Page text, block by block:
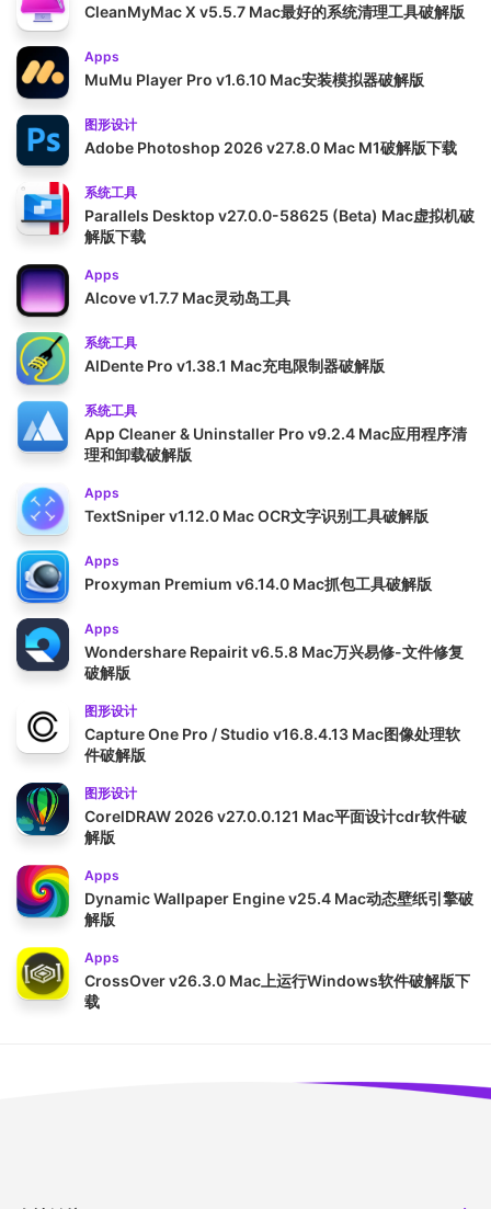
CleanMyMac X v5.5.7 Mac最好的系统清理工具破解版
Apps
MuMu Player Pro v1.6.10 Mac安装模拟器破解版
图形设计
Adobe Photoshop 2026 v27.8.0 Mac M1破解版下载
系统工具
Parallels Desktop v27.0.0-58625 (Beta) Mac虚拟机破
解版下载
Apps
Alcove v1.7.7 Mac灵动岛工具
系统工具
AlDente Pro v1.38.1 Mac充电限制器破解版
系统工具
App Cleaner & Uninstaller Pro v9.2.4 Mac应用程序清
理和卸载破解版
Apps
TextSniper v1.12.0 Mac OCR文字识别工具破解版
Apps
Proxyman Premium v6.14.0 Mac抓包工具破解版
Apps
Wondershare Repairit v6.5.8 Mac万兴易修-文件修复
破解版
图形设计
Capture One Pro / Studio v16.8.4.13 Mac图像处理软
件破解版
图形设计
CorelDRAW 2026 v27.0.0.121 Mac平面设计cdr软件破
解版
Apps
Dynamic Wallpaper Engine v25.4 Mac动态壁纸引擎破
解版
Apps
CrossOver v26.3.0 Mac上运行Windows软件破解版下
载